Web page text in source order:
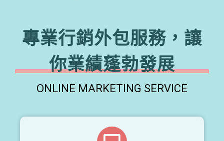
專業行銷外包服務，讓
你業績蓬勃發展
ONLINE MARKETING SERVICE